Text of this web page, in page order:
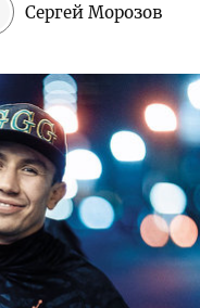
Сергей Морозов